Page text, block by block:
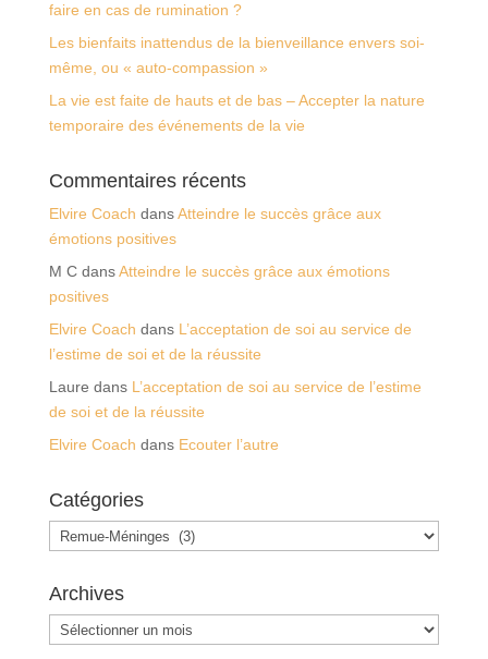
faire en cas de rumination ?
Les bienfaits inattendus de la bienveillance envers soi-
même, ou « auto-compassion »
La vie est faite de hauts et de bas – Accepter la nature
temporaire des événements de la vie
Commentaires récents
Elvire Coach dansAtteindre le succès grâce aux
émotions positives
M CdansAtteindre le succès grâce aux émotions
positives
Elvire Coach dans L’acceptation de soi au service de
l’estime de soi et de la réussite
Laure dans L’acceptation de soi au service de l’estime
de soi et de la réussite
Elvire Coach dans Ecouter l’autre
Catégories
Catégories
Archives
Archives